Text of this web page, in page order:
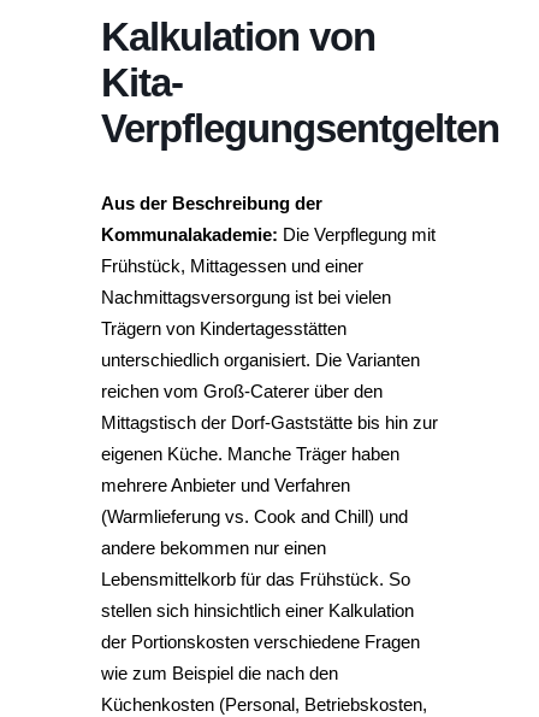
Kalkulation von
Kita-
Verpflegungsentgelten
Aus der Beschreibung der
Kommunalakademie: Die Verpflegung mit
Frühstück, Mittagessen und einer
Nachmittagsversorgung ist bei vielen
Trägern von Kindertagesstätten
unterschiedlich organisiert. Die Varianten
reichen vom Groß-Caterer über den
Mittagstisch der Dorf-Gaststätte bis hin zur
eigenen Küche. Manche Träger haben
mehrere Anbieter und Verfahren
(Warmlieferung vs. Cook and Chill) und
andere bekommen nur einen
Lebensmittelkorb für das Frühstück. So
stellen sich hinsichtlich einer Kalkulation
der Portionskosten verschiedene Fragen
wie zum Beispiel die nach den
Küchenkosten (Personal, Betriebskosten,